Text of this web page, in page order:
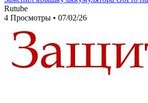
Rutube
4 Просмотры • 07/02/26